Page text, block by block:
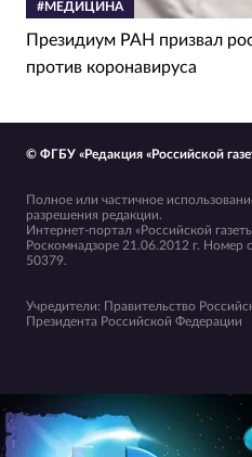
#МЕДИЦИНА
Президиум РАН призвал
против коронавируса
© ФГБУ «Редакция «Российской
Полное или частичное
разрешения редакции.
Интернет-портал «Российской
Роскомнадзоре 21.06.2012 г.
50379.
Учредители: Правительство
Президента Российской Федерации